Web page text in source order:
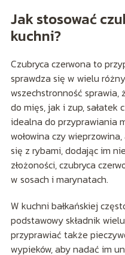
Jak stosować
kuchni?
Czubryca czerwona to
sprawdza się w wielu
wszechstronność
do mięs, jak i zup, sałatek
idealna do przyprawiania
wołowina czy
się z rybami, dodając im
złożoności, czubryca
w sosach i marynatach.
W kuchni bałkańskiej
podstawowy składnik
przyprawiać także
wypieków, aby nadać im